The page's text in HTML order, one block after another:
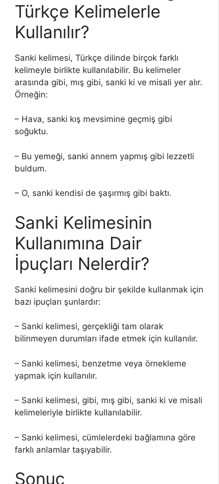
Türkçe Kelimelerle
Kullanılır?
Sanki kelimesi, Türkçe dilinde birçok farklı
kelimeyle birlikte kullanılabilir. Bu kelimeler
arasında gibi, mış gibi, sanki ki ve misali yer alır.
Örneğin:
– Hava, sanki kış mevsimine geçmiş gibi
soğuktu.
– Bu yemeği, sanki annem yapmış gibi lezzetli
buldum.
– O, sanki kendisi de şaşırmış gibi baktı.
Sanki Kelimesinin
Kullanımına Dair
İpuçları Nelerdir?
Sanki kelimesini doğru bir şekilde kullanmak için
bazı ipuçları şunlardır:
– Sanki kelimesi, gerçekliği tam olarak
bilinmeyen durumları ifade etmek için kullanılır.
– Sanki kelimesi, benzetme veya örnekleme
yapmak için kullanılır.
– Sanki kelimesi, gibi, mış gibi, sanki ki ve misali
kelimeleriyle birlikte kullanılabilir.
– Sanki kelimesi, cümlelerdeki bağlamına göre
farklı anlamlar taşıyabilir.
Sonuç